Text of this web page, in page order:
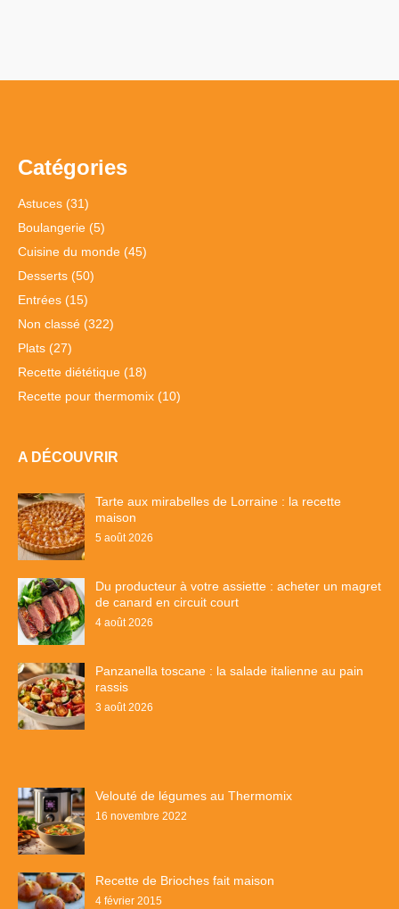
Catégories
Astuces (31)
Boulangerie (5)
Cuisine du monde (45)
Desserts (50)
Entrées (15)
Non classé (322)
Plats (27)
Recette diététique (18)
Recette pour thermomix (10)
A DÉCOUVRIR
Tarte aux mirabelles de Lorraine : la recette
maison
5 août 2026
Du producteur à votre assiette : acheter un magret
de canard en circuit court
4 août 2026
Panzanella toscane : la salade italienne au pain
rassis
3 août 2026
Velouté de légumes au Thermomix
16 novembre 2022
Recette de Brioches fait maison
4 février 2015